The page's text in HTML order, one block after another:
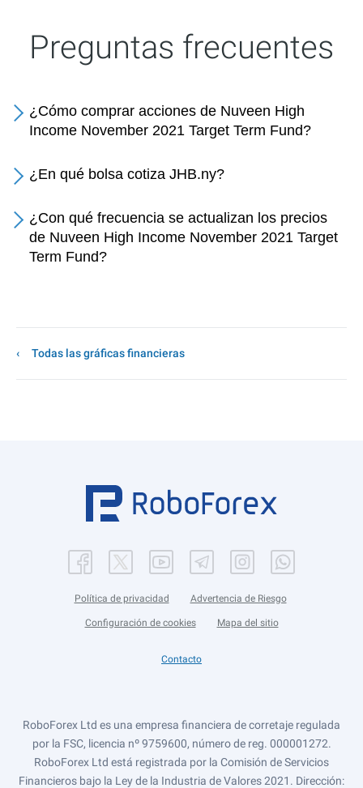
Preguntas frecuentes
¿Cómo comprar acciones de Nuveen High
Income November 2021 Target Term Fund?
¿En qué bolsa cotiza JHB.ny?
¿Con qué frecuencia se actualizan los precios
de Nuveen High Income November 2021 Target
Term Fund?
Todas las gráficas financieras
Política de privacidad Advertencia de Riesgo
Configuración de cookies Mapa del sitio
Contacto
RoboForex Ltd es una empresa financiera de corretaje regulada
por la FSC, licencia nº 9759600, número de reg. 000001272.
RoboForex Ltd está registrada por la Comisión de Servicios
Financieros bajo la Ley de la Industria de Valores 2021. Dirección: